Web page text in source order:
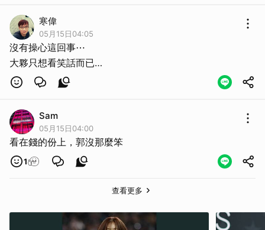
寒偉
05月15日04:05
沒有操心這回事⋯
大夥只想看笑話而已…
Sam
05月15日04:00
看在錢的份上，郭沒那麼笨
1
查看更多